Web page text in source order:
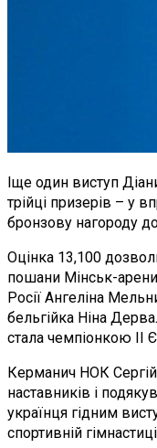
Іще один виступ
трійці призерів – у
бронзову нагороду
Оцінка 13,100
пошани Мінськ-
Росії Ангеліна
бельгійка Ніна
стала чемпіонкою ІІ
Керманич НОК Сергій
наставників і
українця гідним
спортивній